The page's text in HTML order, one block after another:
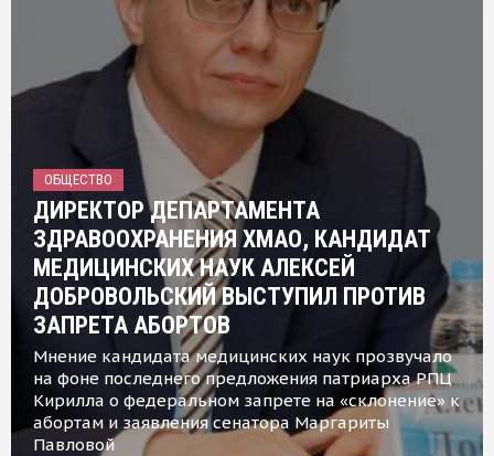
ОБЩЕСТВО
ДИРЕКТОР ДЕПАРТАМЕНТА
ЗДРАВООХРАНЕНИЯ ХМАО, КАНДИДАТ
МЕДИЦИНСКИХ НАУК АЛЕКСЕЙ
ДОБРОВОЛЬСКИЙ ВЫСТУПИЛ ПРОТИВ
ЗАПРЕТА АБОРТОВ
Мнение кандидата медицинских наук прозвучало
на фоне последнего предложения патриарха РПЦ
Кирилла о федеральном запрете на «склонение» к
абортам и заявления сенатора Маргариты
Павловой